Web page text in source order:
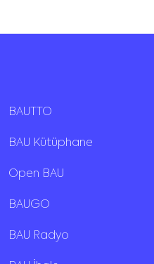
BAUTTO
BAU Kütüphane
Open BAU
BAUGO
BAU Radyo